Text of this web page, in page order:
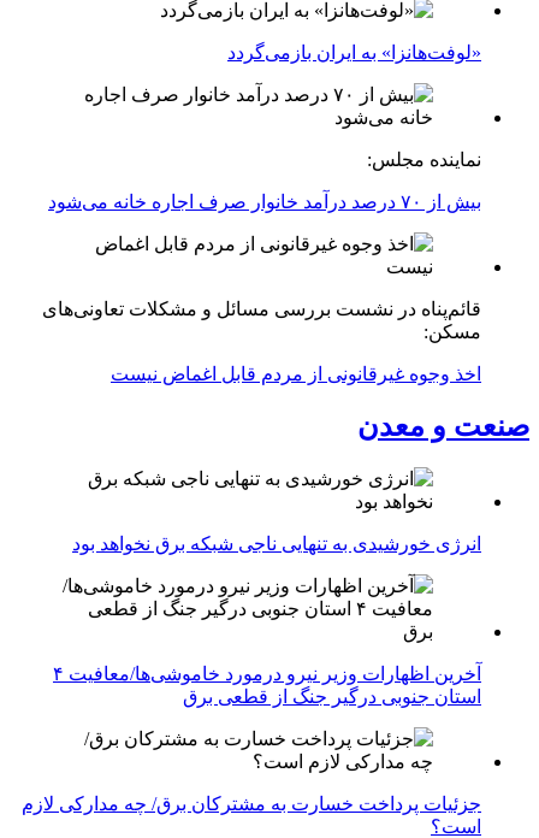
«لوفت‌هانزا» به ایران بازمی‌گردد
نماینده مجلس:
بیش از ۷۰ درصد درآمد خانوار صرف اجاره خانه می‌شود
قائم‌پناه در نشست بررسی مسائل و مشکلات تعاونی‌های
مسکن:
اخذ وجوه غیرقانونی از مردم قابل اغماض نیست
صنعت و معدن
انرژی خورشیدی به تنهایی ناجی شبکه برق نخواهد بود
آخرین اظهارات وزیر نیرو درمورد خاموشی‌ها/معافیت ۴
استان جنوبی درگیر جنگ از قطعی برق
جزئیات پرداخت خسارت به مشترکان برق/ چه مدارکی لازم
است؟